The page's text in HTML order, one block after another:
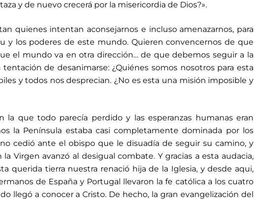
y de nuevo crecerá por la misericordia de Dios?».
quienes intentan aconsejarnos e incluso amenazarnos, para
y los poderes de este mundo. Quieren convencernos de que
el mundo va en otra dirección… de que debemos seguir a la
tentación de desanimarse: ¿Quiénes somos nosotros para esta
y todos nos desprecian. ¿No es esta una misión imposible y
la que todo parecía perdido y las esperanzas humanas eran
la Península estaba casi completamente dominada por los
cedió ante el obispo que le disuadía de seguir su camino, y
Virgen avanzó al desigual combate. Y gracias a esta audacia,
querida tierra nuestra renació hija de la Iglesia, y desde aqui,
de España y Portugal llevaron la fe católica a los cuatro
llegó a conocer a Cristo. De hecho, la gran evangelización del